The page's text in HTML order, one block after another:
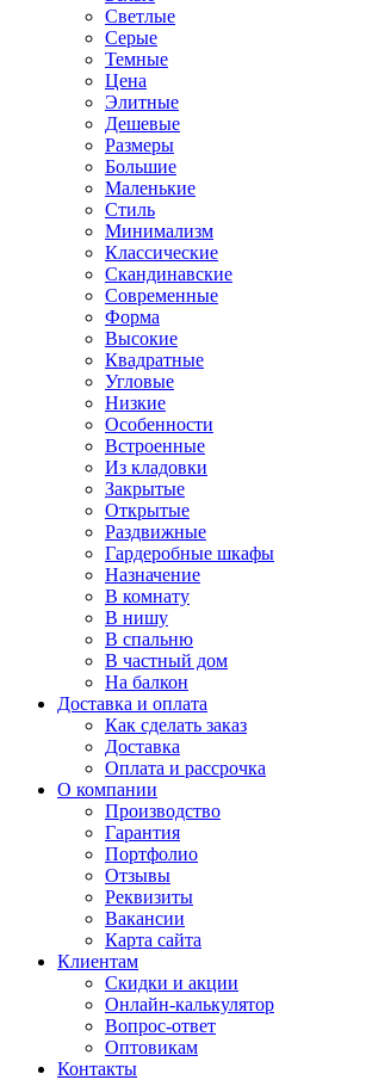
Светлые
Серые
Темные
Цена
Элитные
Дешевые
Размеры
Большие
Маленькие
Стиль
Минимализм
Классические
Скандинавские
Современные
Форма
Высокие
Квадратные
Угловые
Низкие
Особенности
Встроенные
Из кладовки
Закрытые
Открытые
Раздвижные
Гардеробные шкафы
Назначение
В комнату
В нишу
В спальню
В частный дом
На балкон
Доставка и оплата
Как сделать заказ
Доставка
Оплата и рассрочка
О компании
Производство
Гарантия
Портфолио
Отзывы
Реквизиты
Вакансии
Карта сайта
Клиентам
Скидки и акции
Онлайн-калькулятор
Вопрос-ответ
Оптовикам
Контакты